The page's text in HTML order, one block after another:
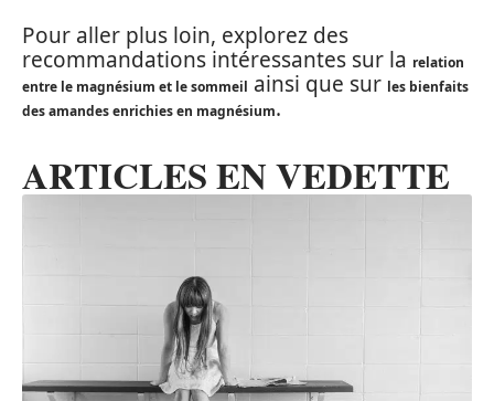
Pour aller plus loin, explorez des
recommandations intéressantes sur la relation
entre le magnésium et le sommeil ainsi que sur les bienfaits
des amandes enrichies en magnésium.
ARTICLES EN VEDETTE